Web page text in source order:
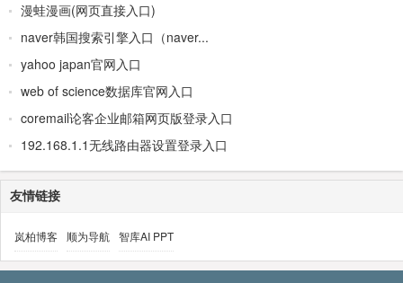
漫蛙漫画(网页直接入口)
naver韩国搜索引擎入口（naver...
yahoo japan官网入口
web of science数据库官网入口
coremail论客企业邮箱网页版登录入口
192.168.1.1无线路由器设置登录入口
友情链接
岚柏博客 顺为导航 智库AI PPT